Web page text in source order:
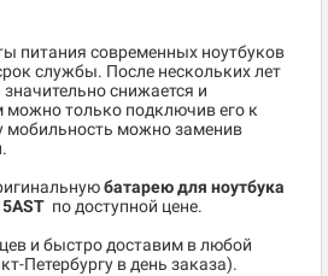
питания современных ноутбуков
службы. После нескольких лет
снижается и
можно только подключив его к
мобильность можно заменив
батарею для ноутбука
по доступной цене.
и быстро доставим в любой
Петербургу в день заказа).